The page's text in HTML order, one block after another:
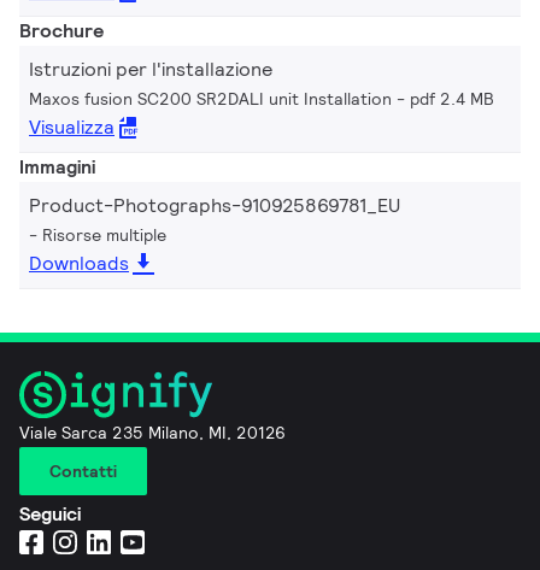
Brochure
Istruzioni per l'installazione
Maxos fusion SC200 SR2DALI unit Installation pdf 2.4 MB
Visualizza
Immagini
Product-Photographs-910925869781_EU
Risorse multiple
Downloads
Viale Sarca 235 Milano, MI, 20126
Contatti
Seguici